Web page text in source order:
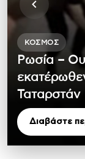
ΚΌΣΜΟΣ
Ρωσία –
Ταταρστάν
Διαβάστε